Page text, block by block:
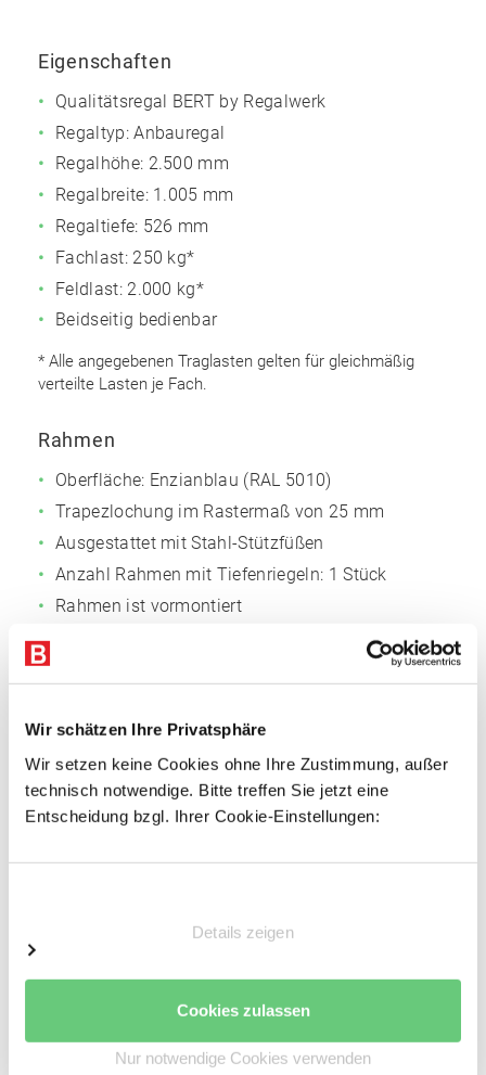
Wir schätzen Ihre Privatsphäre
Wir setzen keine Cookies ohne Ihre Zustimmung, außer
technisch notwendige. Bitte treffen Sie jetzt eine
Entscheidung bzgl. Ihrer Cookie-Einstellungen:
Details zeigen
Cookies zulassen
Nur notwendige Cookies verwenden
Eigenschaften
Qualitätsregal BERT by Regalwerk
Regaltyp: Anbauregal
Regalhöhe: 2.500 mm
Regalbreite: 1.005 mm
Regaltiefe: 526 mm
Fachlast: 250 kg*
Feldlast: 2.000 kg*
Beidseitig bedienbar
* Alle angegebenen Traglasten gelten für gleichmäßig
verteilte Lasten je Fach.
Rahmen
Oberfläche: Enzianblau (RAL 5010)
Trapezlochung im Rastermaß von 25 mm
Ausgestattet mit Stahl-Stützfüßen
Anzahl Rahmen mit Tiefenriegeln: 1 Stück
Rahmen ist vormontiert
Fachböden
Anzahl der Böden: 6 Stk.
Einlegeböden Span, 16 mm P4
Inkl. 2 Stufenbalken pro Boden, verzinkt
Sicherungsstifte
Keine zusätzliche Aussteifung notwendig
Fachbodenträger
Einfache Erweiterbarkeit durch Grund- und